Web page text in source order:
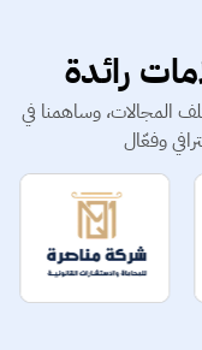
رائدة
المجالات، وساهمنا في
وفعّال